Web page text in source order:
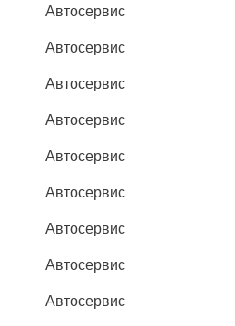
Автосервис
Автосервис
Автосервис
Автосервис
Автосервис
Автосервис
Автосервис
Автосервис
Автосервис